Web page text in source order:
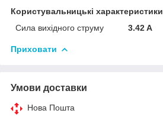
Користувальницькі характеристики
Сила вихідного струму
3.42 A
Приховати
Умови доставки
Нова Пошта